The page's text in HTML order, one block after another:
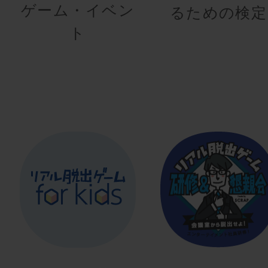
ゲーム・イベン
ト
るための検定